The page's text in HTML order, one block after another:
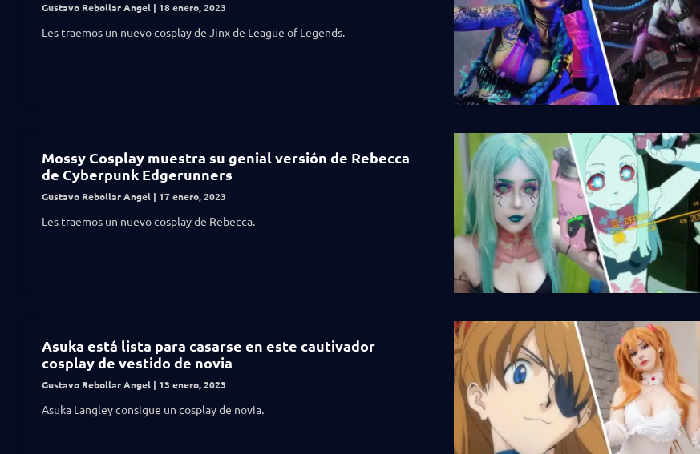
Gustavo Rebollar Angel 18 enero, 2023
Les traemos un nuevo cosplay de Jinx de League of Legends.
Mossy Cosplay muestra su genial versión de Rebecca
de Cyberpunk Edgerunners
Gustavo Rebollar Angel 17 enero, 2023
Les traemos un nuevo cosplay de Rebecca.
Asuka está lista para casarse en este cautivador
cosplay de vestido de novia
Gustavo Rebollar Angel 13 enero, 2023
Asuka Langley consigue un cosplay de novia.